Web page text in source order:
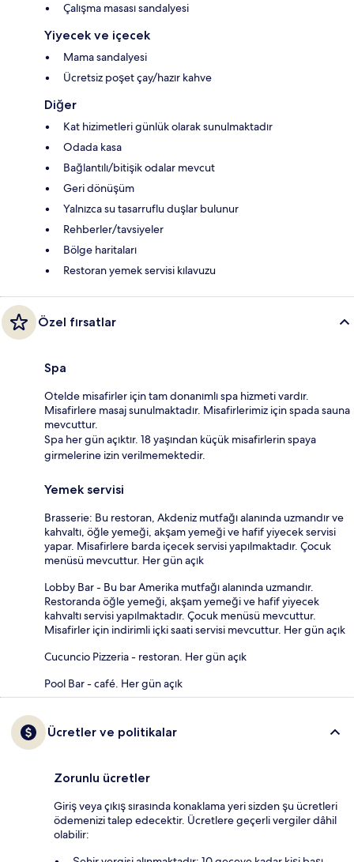
Çalışma masası sandalyesi
Yiyecek ve içecek
Mama sandalyesi
Ücretsiz poşet çay/hazır kahve
Diğer
Kat hizimetleri günlük olarak sunulmaktadır
Odada kasa
Bağlantılı/bitişik odalar mevcut
Geri dönüşüm
Yalnızca su tasarruflu duşlar bulunur
Rehberler/tavsiyeler
Bölge haritaları
Restoran yemek servisi kılavuzu
Özel fırsatlar
Spa
Otelde misafirler için tam donanımlı spa hizmeti vardır.
Misafirlere masaj sunulmaktadır. Misafirlerimiz için spada sauna
mevcuttur.
Spa her gün açıktır. 18 yaşından küçük misafirlerin spaya
girmelerine izin verilmemektedir.
Yemek servisi
Brasserie: Bu restoran, Akdeniz mutfağı alanında uzmandır ve
kahvaltı, öğle yemeği, akşam yemeği ve hafif yiyecek servisi
yapar. Misafirlere barda içecek servisi yapılmaktadır. Çocuk
menüsü mevcuttur. Her gün açık
Lobby Bar - Bu bar Amerika mutfağı alanında uzmandır.
Restoranda öğle yemeği, akşam yemeği ve hafif yiyecek
kahvaltı servisi yapılmaktadır. Çocuk menüsü mevcuttur.
Misafirler için indirimli içki saati servisi mevcuttur. Her gün açık
Cucuncio Pizzeria - restoran. Her gün açık
Pool Bar - café. Her gün açık
Ücretler ve politikalar
Zorunlu ücretler
Giriş veya çıkış sırasında konaklama yeri sizden şu ücretleri
ödemenizi talep edecektir. Ücretlere geçerli vergiler dâhil
olabilir: